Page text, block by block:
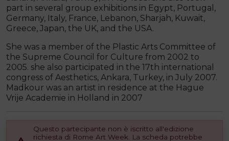
part in several group exhibitions in Egypt, Portugal,
Germany, Italy, France, Lebanon, Sharjah, Kuwait,
Greece, Japan, the UK, and the USA.
She was a member of the Plastic Arts Committee of
the Supreme Council for Culture from 2002 to
2005. she also participated in the 17th international
congress of Aesthetics, Ankara, Turkey, in July 2007.
Madkour was an artist in residence at the Hague
Vrije Academie in Holland in 2007
Questo partecipante non è iscritto all'edizione
richiesta di Rome Art Week. La scheda potrebbe